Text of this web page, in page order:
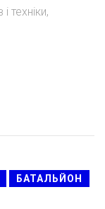
техніки,
БАТАЛЬЙОН